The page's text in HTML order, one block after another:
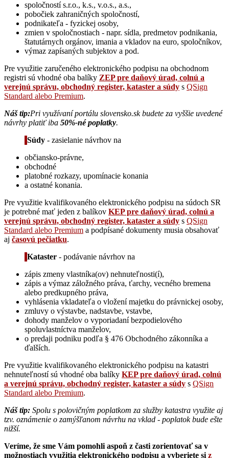
spoločností s.r.o., k.s., v.o.s., a.s.,
pobočiek zahraničných spoločností,
podnikateľa - fyzickej osoby,
zmien v spoločnostiach - napr. sídla, predmetov podnikania,
štatutárnych orgánov, imania a vkladov na euro, spoločníkov,
výmaz zapísaných subjektov a pod.
Pre využitie zaručeného elektronického podpisu na obchodnom
registri sú vhodné oba balíky ZEP pre daňový úrad, colnú a
verejnú správu, obchodný register, kataster a súdy s QSign
Standard alebo Premium.
Náš tip:Pri využívaní portálu slovensko.sk budete za vyššie uvedené
návrhy platiť iba 50%-né poplatky.
Súdy - zasielanie návrhov na
občiansko-právne,
obchodné
platobné rozkazy, upomínacie konania
a ostatné konania.
Pre využitie kvalifikovaného elektronického podpisu na súdoch SR
je potrebné mať jeden z balíkov KEP pre daňový úrad, colnú a
verejnú správu, obchodný register, kataster a súdy s QSign
Standard alebo Premium a podpísané dokumenty musia obsahovať
aj časovú pečiatku.
Kataster - podávanie návrhov na
zápis zmeny vlastníka(ov) nehnuteľnosti(í),
zápis a výmaz záložného práva, ťarchy, vecného bremena
alebo predkupného práva,
vyhlásenia vkladateľa o vložení majetku do právnickej osoby,
zmluvy o výstavbe, nadstavbe, vstavbe,
dohody manželov o vyporiadaní bezpodielového
spoluvlastníctva manželov,
o predaji podniku podľa § 476 Obchodného zákonníka a
ďalších.
Pre využitie kvalifikovaného elektronického podpisu na katastri
nehnuteľností sú vhodné oba balíky KEP pre daňový úrad, colnú
a verejnú správu, obchodný register, kataster a súdy s QSign
Standard alebo Premium.
Náš tip: Spolu s polovičným poplatkom za služby katastra využite aj
tzv. oznámenie o zamýšľanom návrhu na vklad - poplatok bude ešte
nižší.
Veríme, že sme Vám pomohli aspoň z časti zorientovať sa v
možnostiach využitia elektronického podpisu a vyberiete si z